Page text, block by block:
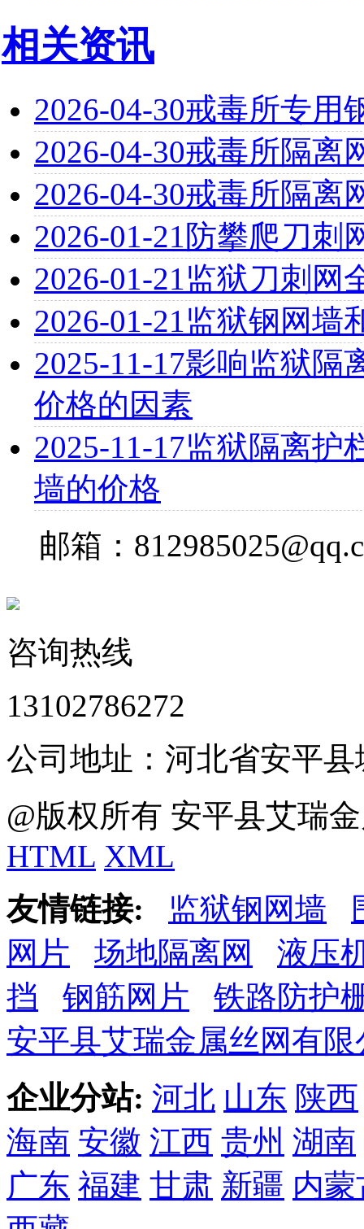
相关资讯
2026-04-30戒毒所专用
2026-04-30戒毒所隔离
2026-04-30戒毒所隔离
2026-01-21 防攀爬刀刺
2026-01-21监狱刀刺网
2026-01-21监狱钢网墙
2025-11-17影响监狱隔
价格的因素
2025-11-17监狱隔离护
墙的价格
邮箱：
咨询热线
13102786272
公司地址：河北省安平
@版权所有 安平县艾瑞
HTML XML
友情链接:
监狱钢网墙
网片
场地隔离网
液压
挡
钢筋网片
铁路防护
安平县艾瑞金属丝网有限
企业分站: 河北 山东 陕西
海南 安徽 江西 贵州 湖南
广东 福建 甘肃 新疆 内蒙